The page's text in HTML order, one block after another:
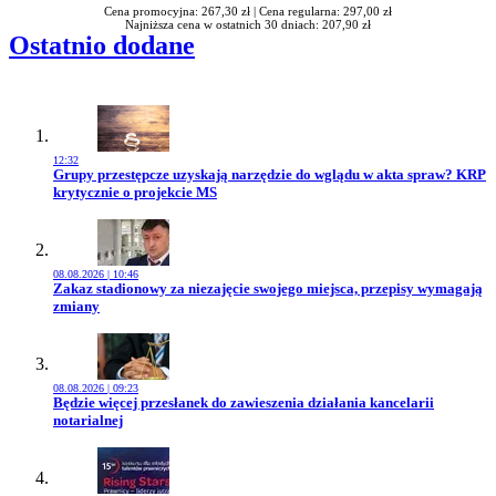
Cena promocyjna: 267,30 zł | Cena regularna: 297,00 zł
Najniższa cena w ostatnich 30 dniach: 207,90 zł
Ostatnio dodane
12:32
Przejdź do artykułu:
Grupy przestępcze uzyskają narzędzie do wglądu w akta spraw? KRP
krytycznie o projekcie MS
08.08.2026 | 10:46
Przejdź do artykułu:
Zakaz stadionowy za niezajęcie swojego miejsca, przepisy wymagają
zmiany
08.08.2026 | 09:23
Przejdź do artykułu:
Będzie więcej przesłanek do zawieszenia działania kancelarii
notarialnej